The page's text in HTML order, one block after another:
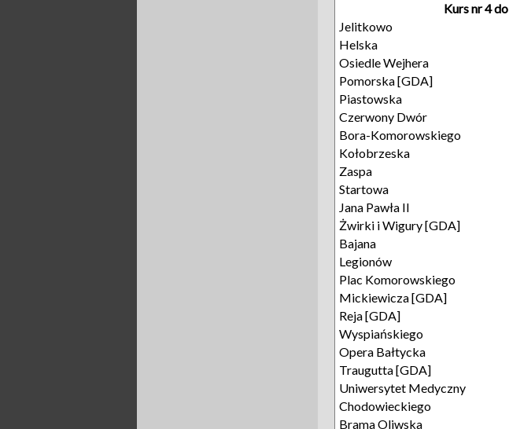
Kurs nr 4 do
Jelitkowo
Helska
Osiedle Wejhera
Pomorska [GDA]
Piastowska
Czerwony Dwór
Bora-Komorowskiego
Kołobrzeska
Zaspa
Startowa
Jana Pawła II
Żwirki i Wigury [GDA]
Bajana
Legionów
Plac Komorowskiego
Mickiewicza [GDA]
Reja [GDA]
Wyspiańskiego
Opera Bałtycka
Traugutta [GDA]
Uniwersytet Medyczny
Chodowieckiego
Brama Oliwska